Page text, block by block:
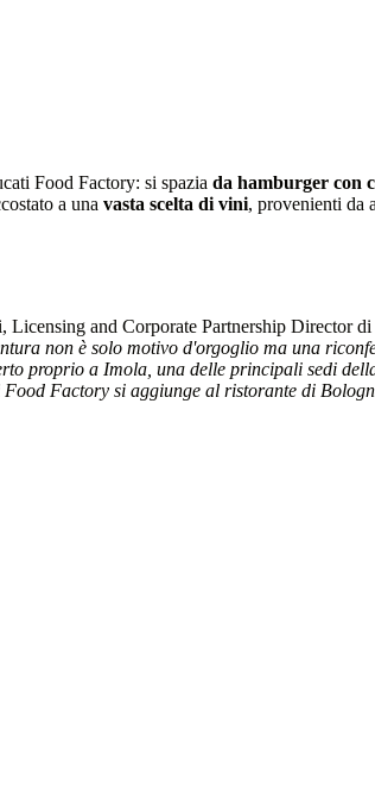
Food Factory: si spazia da hamburger con
a una vasta scelta di vini, provenienti da
Licensing and Corporate Partnership Director
non è solo motivo d'orgoglio ma una
proprio a Imola, una delle principali sedi
Factory si aggiunge al ristorante di